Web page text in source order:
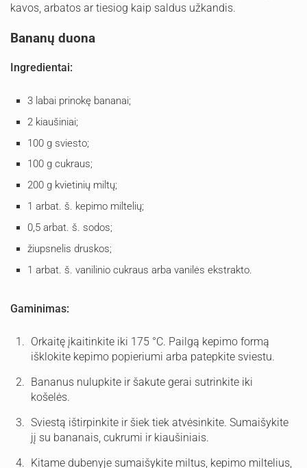
kavos, arbatos ar tiesiog kaip saldus užkandis.
Bananų duona
Ingredientai:
3 labai prinokę bananai;
2 kiaušiniai;
100 g sviesto;
100 g cukraus;
200 g kvietinių miltų;
1 arbat. š. kepimo miltelių;
0,5 arbat. š. sodos;
žiupsnelis druskos;
1 arbat. š. vanilinio cukraus arba vanilės ekstrakto.
Gaminimas:
Orkaitę įkaitinkite iki 175 °C. Pailgą kepimo formą
išklokite kepimo popieriumi arba patepkite sviestu.
Bananus nulupkite ir šakute gerai sutrinkite iki
košelės.
Sviestą ištirpinkite ir šiek tiek atvėsinkite. Sumaišykite
jį su bananais, cukrumi ir kiaušiniais.
Kitame dubenyje sumaišykite miltus, kepimo miltelius,